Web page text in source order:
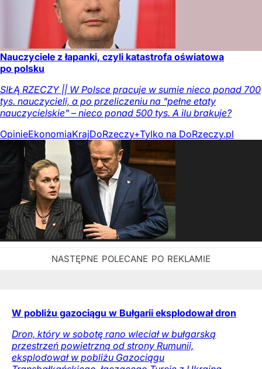
Nauczyciele z łapanki, czyli katastrofa oświatowa
po polsku
SIŁĄ RZECZY || W Polsce pracuje w sumie nieco ponad 700
tys. nauczycieli, a po przeliczeniu na "pełne etaty
nauczycielskie" – nieco ponad 500 tys. A ilu brakuje?
OpinieEkonomiaKrajDoRzeczy+Tylko na DoRzeczy.pl
W pobliżu gazociągu w Bułgarii eksplodował dron
Dron, który w sobotę rano wleciał w bułgarską
przestrzeń powietrzną od strony Rumunii,
eksplodował w pobliżu Gazociągu